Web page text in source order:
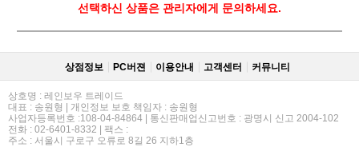
선택하신 상품은 관리자에게 문의하세요.
상점정보 PC버젼 이용안내 고객센터 커뮤니티
상호명 : 레인보우 트레이드
대표 : 송원형 | 개인정보 보호 책임자 : 송원형
사업자등록번호 :108-04-84864 | 통신판매업신고번호 : 광명시 신고 2004-102
전화 : 02-6401-8332 | 팩스 :
주소 : 서울시 구로구 오류로 8길 26 지하1층